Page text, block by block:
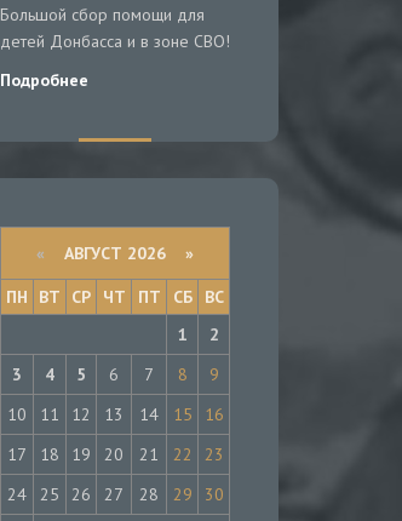
Большой сбор помощи для
детей Донбасса и в зоне СВО!
Подробнее
« АВГУСТ 2026 »
ПН
ВТ СР ЧТ ПТ СБ
ВС
1
2
3
4 5 6 7 8
9
10
11 12 13 14 15
16
17
18 19 20 21 22
23
24
25 26 27 28 29
30